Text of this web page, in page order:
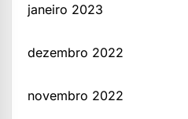
janeiro 2023
dezembro 2022
novembro 2022